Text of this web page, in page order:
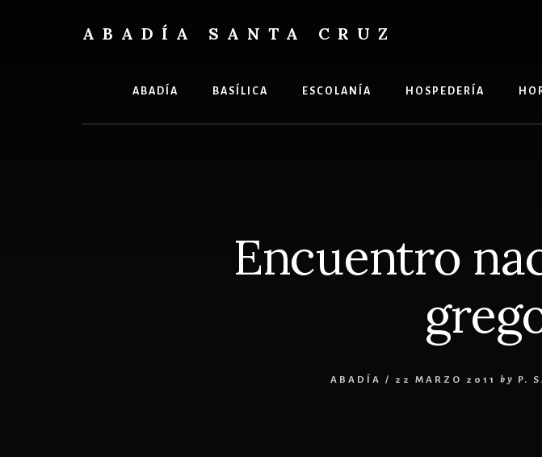
ABADÍA SANTA CRUZ
ABADÍA BASÍLICA ESCOLANÍA HOSPEDERÍA
Encuentro
ABADÍA / 22 MARZO 2011 by P.